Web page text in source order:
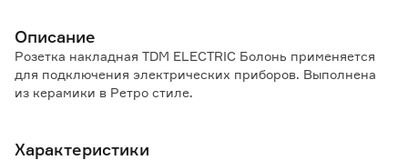
Описание
Розетка накладная TDM ELECTRIC Болонь применяется
для подключения электрических приборов. Выполнена
из керамики в Ретро стиле.
Характеристики